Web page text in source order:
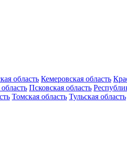
область Кемеровская область
Псковская область
Томская область Тульская область